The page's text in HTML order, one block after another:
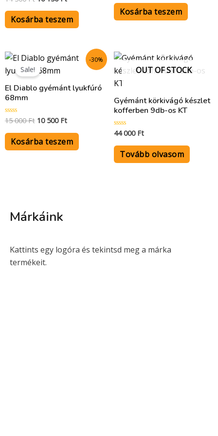
/
Kosárba teszem
/
Kosárba teszem
-30%
Sale!
El Diablo gyémánt lyukfúró
68mm
Értékelés:
/
15 000Ft
Original
price
was:
000 Ft.
10 500 Ft
Current
price
500 Ft.
Kosárba teszem
OUT OF STOCK
Gyémánt körkivágó készlet
kofferben 9db-os KT
Értékelés:
/
44 000 Ft
Tovább olvasom
Márkáink
Kattints egy logóra és tekintsd meg a márka
termékeit.